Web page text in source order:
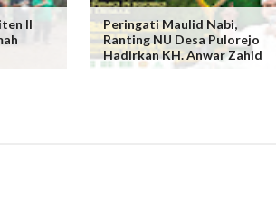
II
Peringati Maulid Nabi,
Ranting NU Desa Pulorejo
Hadirkan KH. Anwar Zahid